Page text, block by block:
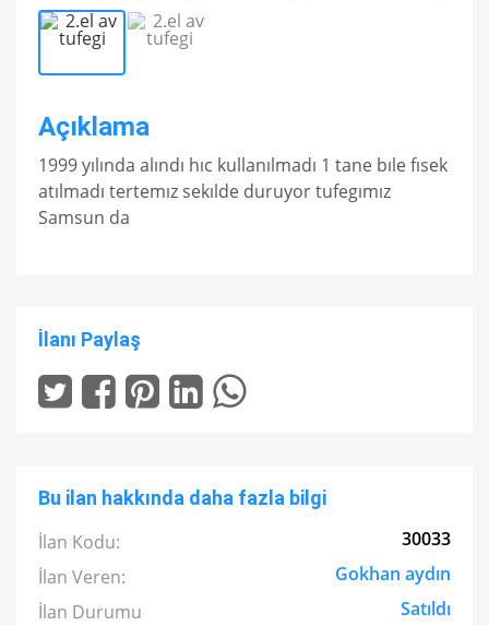
Açıklama
1999 yılında alındı hıc kullanılmadı 1 tane bıle fısek
atılmadı tertemız sekılde duruyor tufegımız
Samsun da
İlanı Paylaş
Bu ilan hakkında daha fazla bilgi
İlan Kodu:
30033
İlan Veren:
Gokhan aydın
İlan Durumu
Satıldı